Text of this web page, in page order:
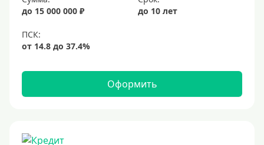
до 15 000 000 ₽
до 10 лет
Оформить